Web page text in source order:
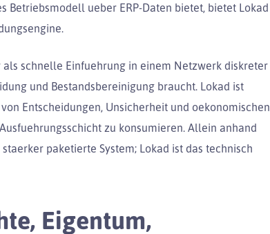
Betriebsmodell ueber ERP-Daten bietet, bietet Lokad
schnelle Einfuehrung in einem Netzwerk diskreter
und Bestandsbereinigung braucht. Lokad ist
Entscheidungen, Unsicherheit und oekonomischen
zu konsumieren. Allein anhand
paketierte System; Lokad ist das technisch
Eigentum,